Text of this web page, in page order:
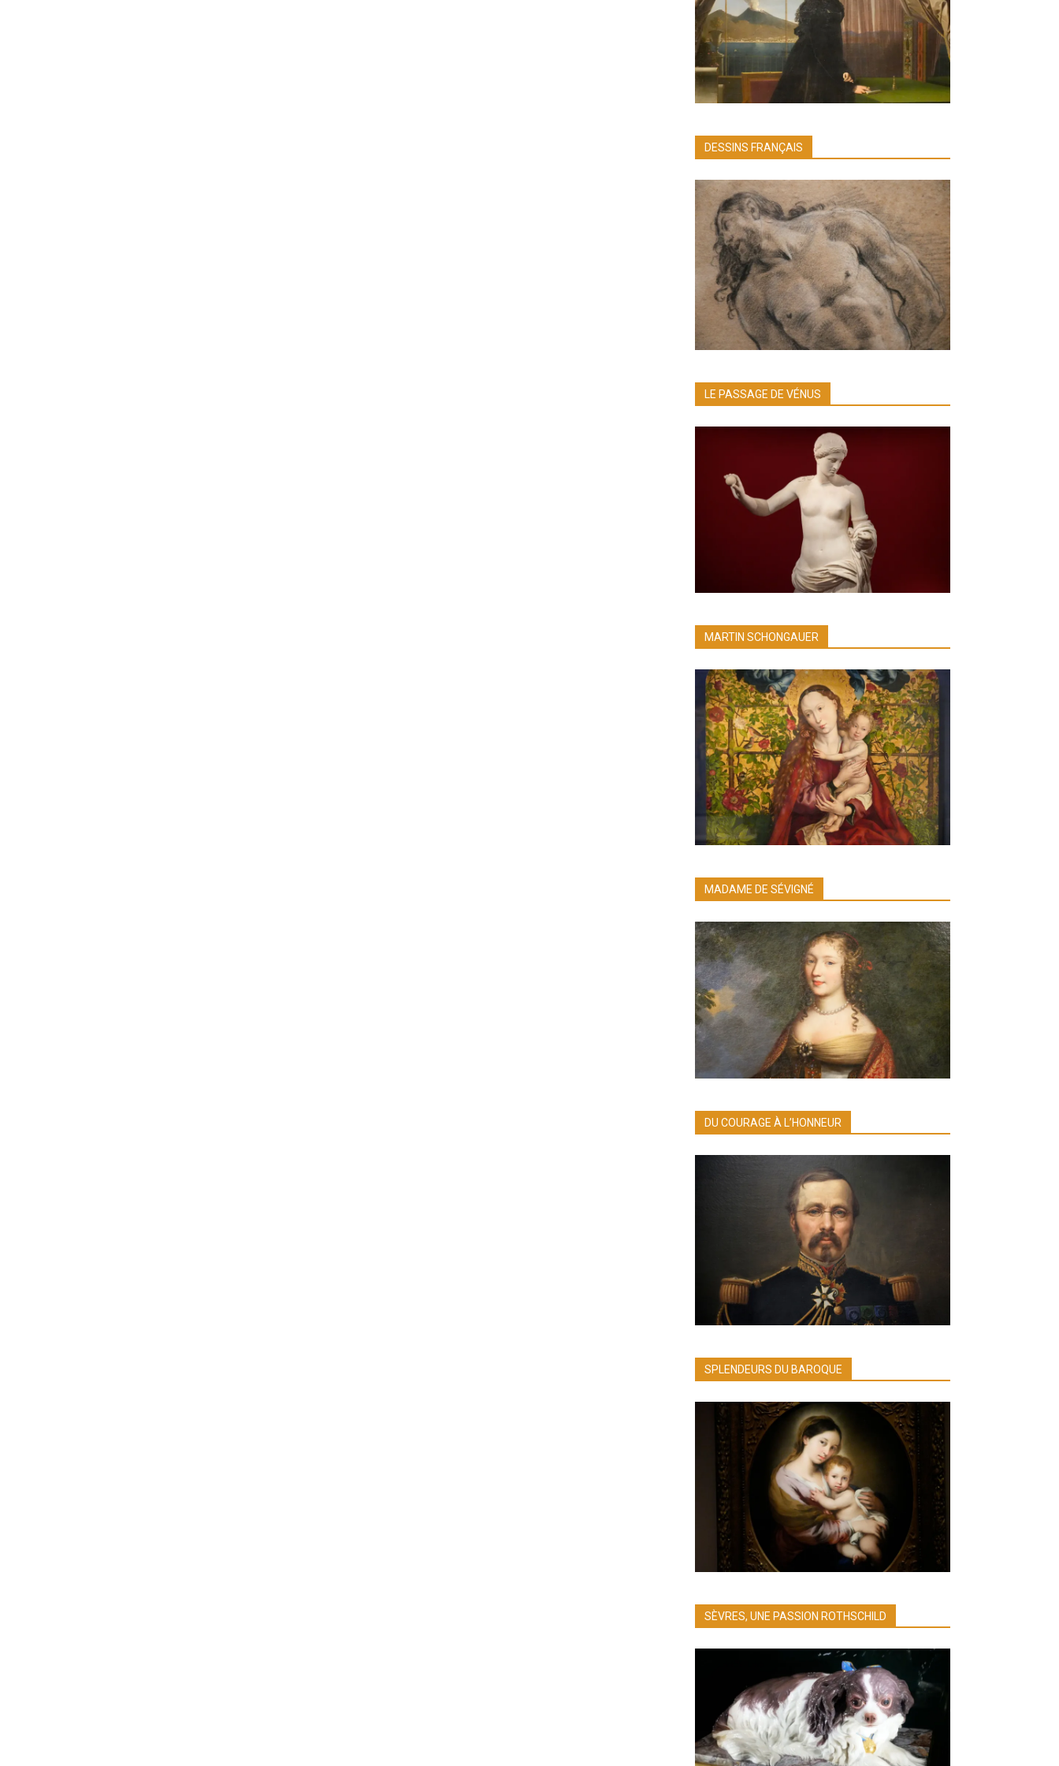
DESSINS FRANÇAIS
LE PASSAGE DE VÉNUS
MARTIN SCHONGAUER
MADAME DE SÉVIGNÉ
DU COURAGE À L’HONNEUR
SPLENDEURS DU BAROQUE
SÈVRES, UNE PASSION ROTHSCHILD